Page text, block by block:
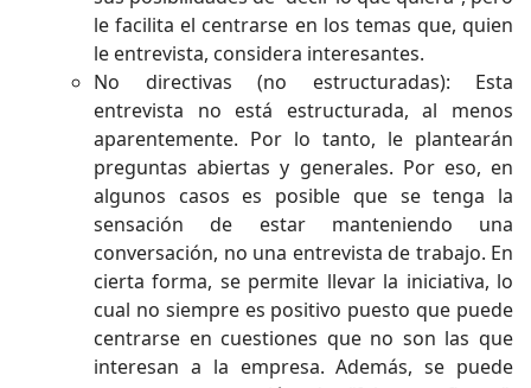
le facilita el centrarse en los temas que, quien
le entrevista, considera interesantes.
No directivas (no estructuradas): Esta
entrevista no está estructurada, al menos
aparentemente. Por lo tanto, le plantearán
preguntas abiertas y generales. Por eso, en
algunos casos es posible que se tenga la
sensación de estar manteniendo una
conversación, no una entrevista de trabajo. En
cierta forma, se permite llevar la iniciativa, lo
cual no siempre es positivo puesto que puede
centrarse en cuestiones que no son las que
interesan a la empresa. Además, se puede